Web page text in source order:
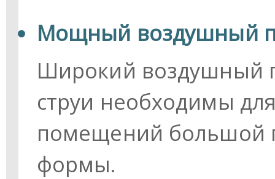
Мощный воздушный
Широкий воздушный
струи необходимы
помещений большой
формы.